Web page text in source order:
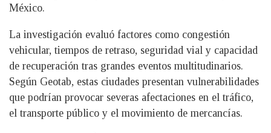
México.
La investigación evaluó factores como congestión
vehicular, tiempos de retraso, seguridad vial y capacidad
de recuperación tras grandes eventos multitudinarios.
Según Geotab, estas ciudades presentan vulnerabilidades
que podrían provocar severas afectaciones en el tráfico,
el transporte público y el movimiento de mercancías.